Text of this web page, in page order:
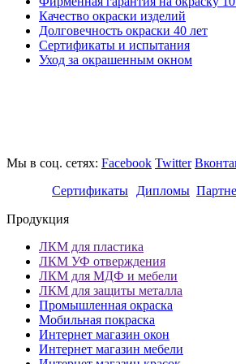
Качество окраски изделий
Долговечность окраски 40 лет
Сертификаты и испытания
Уход за окрашенным окном
Мы в соц. сетях: Facebook Twitter
Сертификаты
Дипломы
Продукция
ЛКМ для пластика
ЛКМ УФ отверждения
ЛКМ для МДФ и мебели
ЛКМ для защиты металла
Промышленная окраска
Мобильная покраска
Интернет магазин окон
Интернет магазин мебели